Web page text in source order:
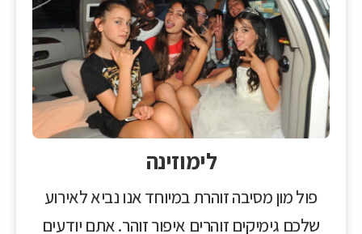
לימוזינה
פול מון מסיבה זוהרת במיוחד אנו נביא לאירוע
שלכם גימיקים זוהרים איפור זוהר. אתם יודעים